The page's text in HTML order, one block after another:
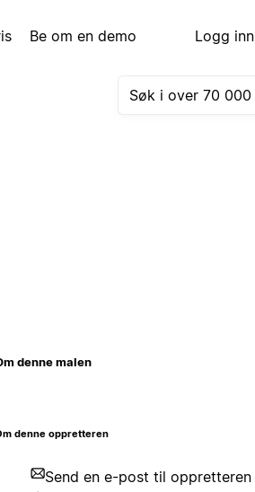
Be om en demo Logg inn
denne malen
denne oppretteren
Send en e-post til oppretteren